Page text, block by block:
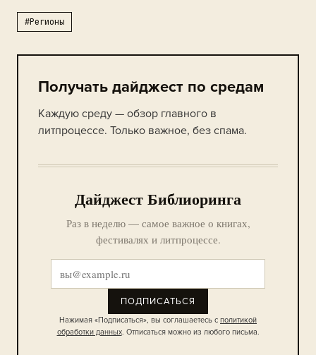
#Регионы
Получать дайджест по средам
Каждую среду — обзор главного в
литпроцессе. Только важное, без спама.
Дайджест Библиоринга
Раз в неделю — самое важное о книгах,
фестивалях и литпроцессе.
ПОДПИСАТЬСЯ
Нажимая «Подписаться», вы соглашаетесь с политикой
обработки данных. Отписаться можно из любого письма.